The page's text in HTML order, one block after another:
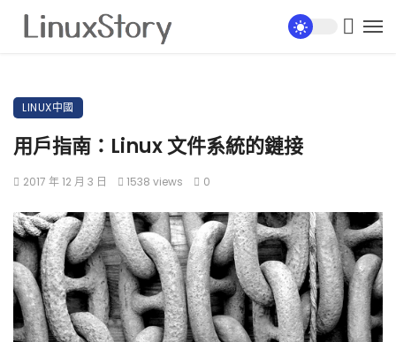
LINUX中國
用戶指南：Linux 文件系統的鏈接
2017 年 12 月 3 日 1538 views 0